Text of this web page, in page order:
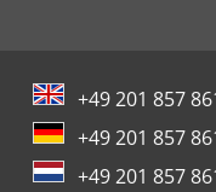
Trumpf Trumark
Trumpf Trumark
+49 201 857
+49 201 857
+49 201 857